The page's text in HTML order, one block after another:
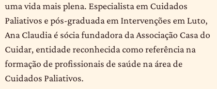
uma vida mais plena. Especialista em Cuidados
Paliativos e pós-graduada em Intervenções em Luto,
Ana Claudia é sócia fundadora da Associação Casa do
Cuidar, entidade reconhecida como referência na
formação de profissionais de saúde na área de
Cuidados Paliativos.